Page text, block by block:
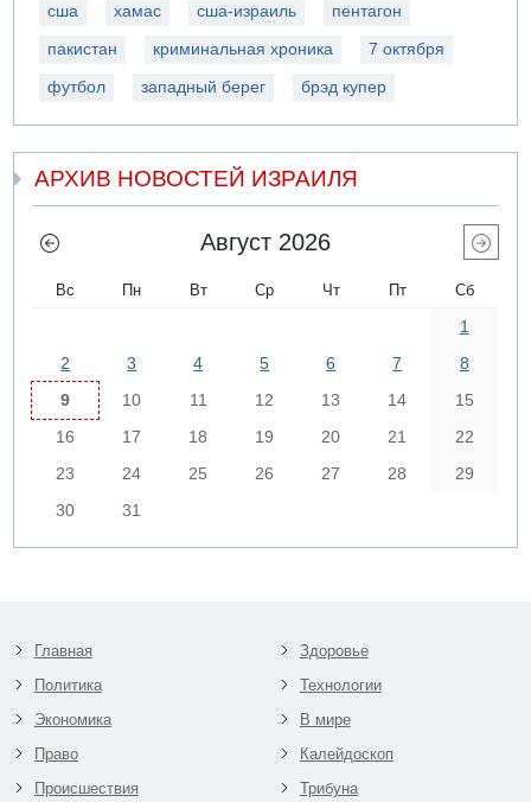
сша хамас сша-израиль пентагон
пакистан криминальная хроника 7 октября
футбол западный берег брэд купер
АРХИВ НОВОСТЕЙ ИЗРАИЛЯ
Август 2026
Вс Пн Вт Ср Чт Пт Сб
1
2
3 4 5 6 7
8
9
10 11 12 13 14
15
16
17 18 19 20 21
22
23
24 25 26 27 28
29
30
31
Главная
Политика
Экономика
Право
Происшествия
Здоровье
Технологии
В мире
Калейдоскоп
Трибуна